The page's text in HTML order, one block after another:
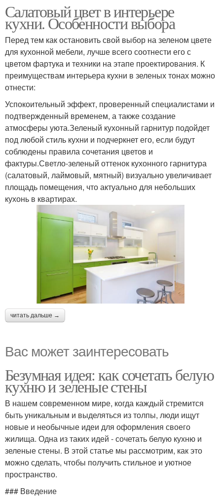
Салатовый цвет в интерьере
кухни. Особенности выбора
Перед тем как остановить свой выбор на зеленом цвете
для кухонной мебели, лучше всего соотнести его с
цветом фартука и техники на этапе проектирования. К
преимуществам интерьера кухни в зеленых тонах можно
отнести:
Успокоительный эффект, проверенный специалистами и
подтвержденный временем, а также создание
атмосферы уюта.Зеленый кухонный гарнитур подойдет
под любой стиль кухни и подчеркнет его, если будут
соблюдены правила сочетания цветов и
фактуры.Светло-зеленый оттенок кухонного гарнитура
(салатовый, лаймовый, мятный) визуально увеличивает
площадь помещения, что актуально для небольших
кухонь в квартирах.
читать дальше →
Вас может заинтересовать
Безумная идея: как сочетать белую
кухню и зеленые стены
В нашем современном мире, когда каждый стремится
быть уникальным и выделяться из толпы, люди ищут
новые и необычные идеи для оформления своего
жилища. Одна из таких идей - сочетать белую кухню и
зеленые стены. В этой статье мы рассмотрим, как это
можно сделать, чтобы получить стильное и уютное
пространство.
### Введение